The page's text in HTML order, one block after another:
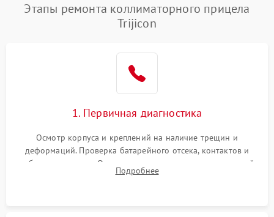
1000 ₽
Неисправность системы
Повреждение системы
1000 ₽
Этапы ремонта коллиматорного прицела
Trijicon
1. Первичная диагностика
Осмотр корпуса и креплений на наличие трещин и
деформаций. Проверка батарейного отсека, контактов и
работы излучателя. Оценка яркости и четкости прицельной
марки на разных режимах. Выявление проблем с
Подробнее